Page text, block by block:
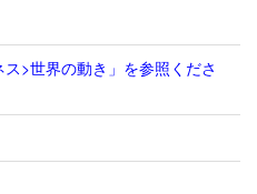
>世界の動き」を参照くださ